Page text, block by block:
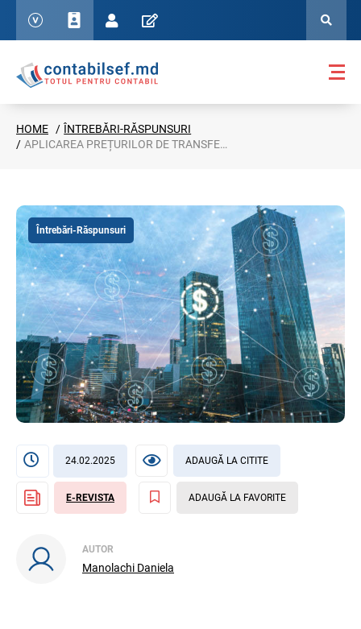
HOME
ÎNTREBĂRI-RĂSPUNSURI
APLICAREA PREȚURILOR DE TRANSFER ÎN CAZUL ACORDĂRII ÎMPRUMUTULUI PERSOANEI AFILIATE DE REZIDENT AL PARCULUI IT
Întrebări-Răspunsuri
24.02.2025 ADAUGĂ LA CITITE
E-REVISTA ADAUGĂ LA FAVORITE
AUTOR
Manolachi Daniela